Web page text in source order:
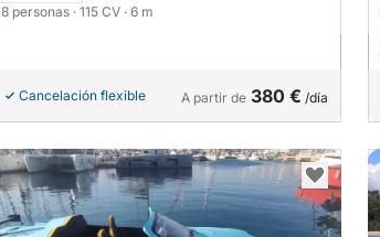
8 personas · 115 CV · 6 m
Cancelación flexible A partir de 380 € /día